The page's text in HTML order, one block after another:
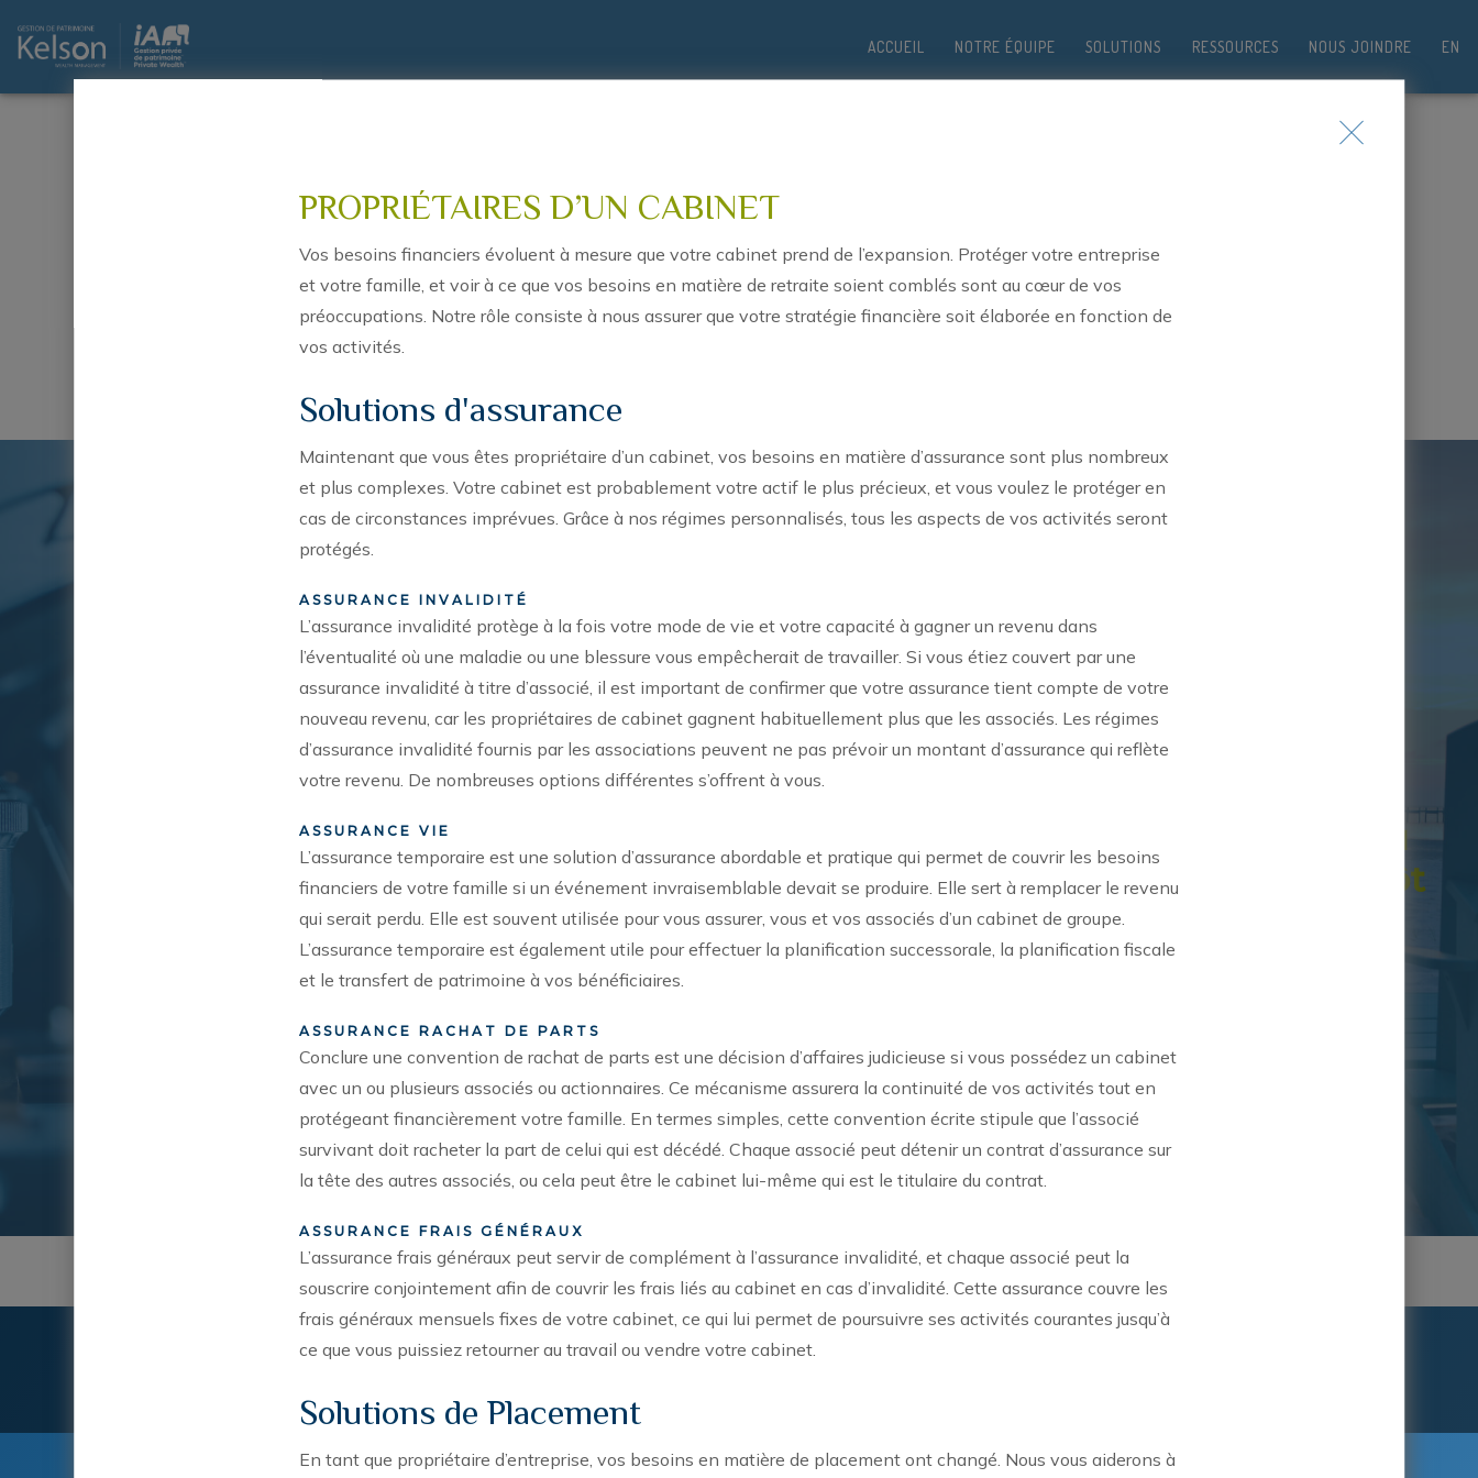
ACCUEIL NOTRE ÉQUIPE SOLUTIONS RESSOURCES NOUS JOINDRE EN
Financière Kelson DMD
Dites-Nous Qui Vous Êtes
Nous nous engageons à répondre à vos besoins en matière d’assurance, de planification de la
carrière et de gestion des risques à chaque étape de votre carrière.
associé(e)
propriétaire
d’un cabinet
retraité(e) ou
le serai bientôt
PROPRIÉTAIRES D’UN CABINET
Vos besoins financiers évoluent à mesure que votre cabinet prend de l’expansion. Protéger votre entreprise
et votre famille, et voir à ce que vos besoins en matière de retraite soient comblés sont au cœur de vos
préoccupations. Notre rôle consiste à nous assurer que votre stratégie financière soit élaborée en fonction de
vos activités.
Solutions d'assurance
Maintenant que vous êtes propriétaire d’un cabinet, vos besoins en matière d’assurance sont plus nombreux
et plus complexes. Votre cabinet est probablement votre actif le plus précieux, et vous voulez le protéger en
cas de circonstances imprévues. Grâce à nos régimes personnalisés, tous les aspects de vos activités seront
protégés.
ASSURANCE INVALIDITÉ
L’assurance invalidité protège à la fois votre mode de vie et votre capacité à gagner un revenu dans
l’éventualité où une maladie ou une blessure vous empêcherait de travailler. Si vous étiez couvert par une
assurance invalidité à titre d’associé, il est important de confirmer que votre assurance tient compte de votre
nouveau revenu, car les propriétaires de cabinet gagnent habituellement plus que les associés. Les régimes
d’assurance invalidité fournis par les associations peuvent ne pas prévoir un montant d’assurance qui reflète
votre revenu. De nombreuses options différentes s’offrent à vous.
ASSURANCE VIE
L’assurance temporaire est une solution d’assurance abordable et pratique qui permet de couvrir les besoins
financiers de votre famille si un événement invraisemblable devait se produire. Elle sert à remplacer le revenu
qui serait perdu. Elle est souvent utilisée pour vous assurer, vous et vos associés d’un cabinet de groupe.
L’assurance temporaire est également utile pour effectuer la planification successorale, la planification fiscale
et le transfert de patrimoine à vos bénéficiaires.
ASSURANCE RACHAT DE PARTS
Conclure une convention de rachat de parts est une décision d’affaires judicieuse si vous possédez un cabinet
avec un ou plusieurs associés ou actionnaires. Ce mécanisme assurera la continuité de vos activités tout en
protégeant financièrement votre famille. En termes simples, cette convention écrite stipule que l’associé
survivant doit racheter la part de celui qui est décédé. Chaque associé peut détenir un contrat d’assurance sur
la tête des autres associés, ou cela peut être le cabinet lui-même qui est le titulaire du contrat.
ASSURANCE FRAIS GÉNÉRAUX
L’assurance frais généraux peut servir de complément à l’assurance invalidité, et chaque associé peut la
souscrire conjointement afin de couvrir les frais liés au cabinet en cas d’invalidité. Cette assurance couvre les
frais généraux mensuels fixes de votre cabinet, ce qui lui permet de poursuivre ses activités courantes jusqu’à
ce que vous puissiez retourner au travail ou vendre votre cabinet.
Solutions de Placement
En tant que propriétaire d’entreprise, vos besoins en matière de placement ont changé. Nous vous aiderons à
Vous êtes prêt à planifier une rencontre?